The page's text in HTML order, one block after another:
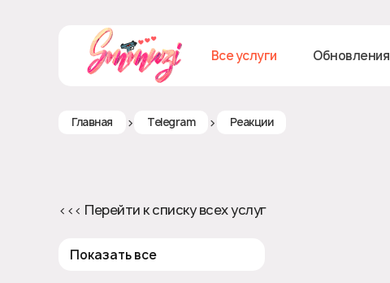
Все услуги Обновления
Главная > Telegram > Реакции
<<< Перейти к списку всех услуг
Показать все